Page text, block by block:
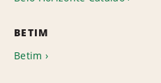
BETIM
Betim